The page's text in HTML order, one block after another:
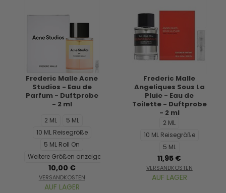
Frederic Malle Acne
Studios - Eau de
Parfum - Duftprobe
- 2 ml
2 ML
5 ML
10 ML Reisegröße
5 ML Roll On
Weitere Größen anzeigen...
10,00 €
VERSANDKOSTEN
AUF LAGER
Frederic Malle
Angeliques Sous La
Pluie - Eau de
Toilette - Duftprobe
- 2 ml
2 ML
10 ML Reisegröße
5 ML
11,95 €
VERSANDKOSTEN
AUF LAGER